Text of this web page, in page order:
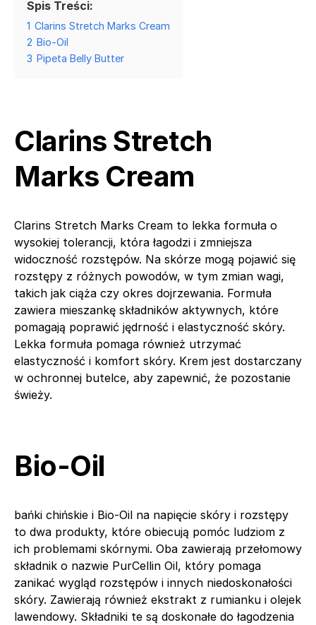
Spis Treści:
1 Clarins Stretch Marks Cream
2 Bio-Oil
3 Pipeta Belly Butter
Clarins Stretch
Marks Cream
Clarins Stretch Marks Cream to lekka formuła o
wysokiej tolerancji, która łagodzi i zmniejsza
widoczność rozstępów. Na skórze mogą pojawić się
rozstępy z różnych powodów, w tym zmian wagi,
takich jak ciąża czy okres dojrzewania. Formuła
zawiera mieszankę składników aktywnych, które
pomagają poprawić jędrność i elastyczność skóry.
Lekka formuła pomaga również utrzymać
elastyczność i komfort skóry. Krem jest dostarczany
w ochronnej butelce, aby zapewnić, że pozostanie
świeży.
Bio-Oil
bańki chińskie i Bio-Oil na napięcie skóry i rozstępy
to dwa produkty, które obiecują pomóc ludziom z
ich problemami skórnymi. Oba zawierają przełomowy
składnik o nazwie PurCellin Oil, który pomaga
zanikać wygląd rozstępów i innych niedoskonałości
skóry. Zawierają również ekstrakt z rumianku i olejek
lawendowy. Składniki te są doskonałe do łagodzenia